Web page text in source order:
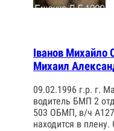
Іванов Михайло
Михаил
09.02.1996 г.р. г.
водитель БМП 2
503 ОБМП, в/ч
находится в